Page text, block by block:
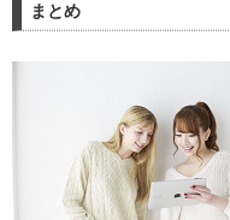
まとめ